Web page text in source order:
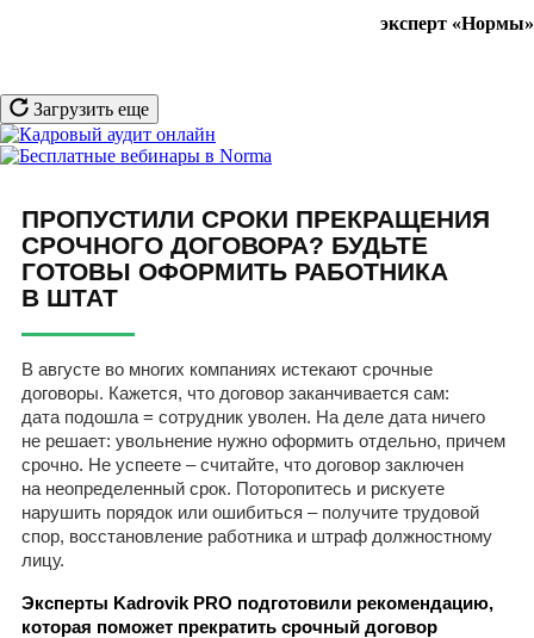
эксперт «Нормы»
Загрузить еще
ПРОПУСТИЛИ СРОКИ ПРЕКРАЩЕНИЯ
СРОЧНОГО ДОГОВОРА? БУДЬТЕ
ГОТОВЫ ОФОРМИТЬ РАБОТНИКА
В ШТАТ
В августе во многих компаниях истекают срочные
договоры. Кажется, что договор заканчивается сам:
дата подошла = сотрудник уволен. На деле дата ничего
не решает: увольнение нужно оформить отдельно, причем
срочно. Не успеете – считайте, что договор заключен
на неопределенный срок. Поторопитесь и рискуете
нарушить порядок или ошибиться – получите трудовой
спор, восстановление работника и штраф должностному
лицу.
Эксперты Kadrovik PRO подготовили рекомендацию,
которая поможет прекратить срочный договор